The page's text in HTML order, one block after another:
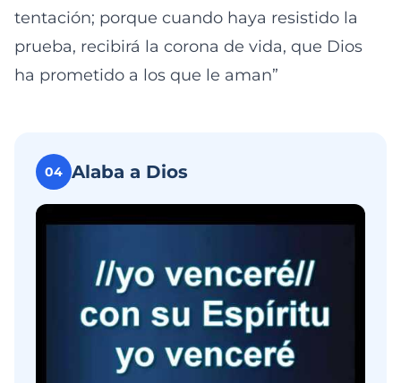
tentación; porque cuando haya resistido la
prueba, recibirá la corona de vida, que Dios
ha prometido a los que le aman”
04 Alaba a Dios